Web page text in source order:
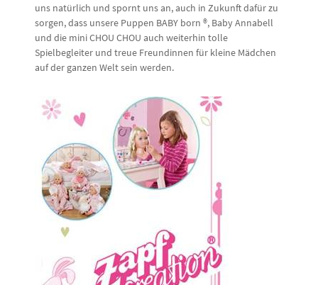
uns natürlich und spornt uns an, auch in Zukunft dafür zu
sorgen, dass unsere Puppen BABY born ®, Baby Annabell
und die mini CHOU CHOU auch weiterhin tolle
Spielbegleiter und treue Freundinnen für kleine Mädchen
auf der ganzen Welt sein werden.